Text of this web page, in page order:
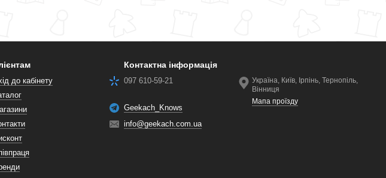
до кабінету
Контактна інформація
097 610-59-21
Geekach_Knows
info@geekach.com.ua
Україна, Київ, Ірпінь, Тернопіль,
Вінниця
Мапа проїзду